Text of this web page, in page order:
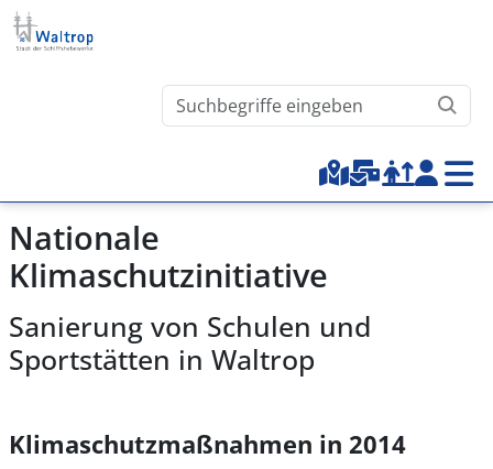
Direkt zum Inhalt
Waltrop.de durchsuchen
Top-Menu
Nationale
Klimaschutzinitiative
Sanierung von Schulen und
Sportstätten in Waltrop
Klimaschutzmaßnahmen in 2014